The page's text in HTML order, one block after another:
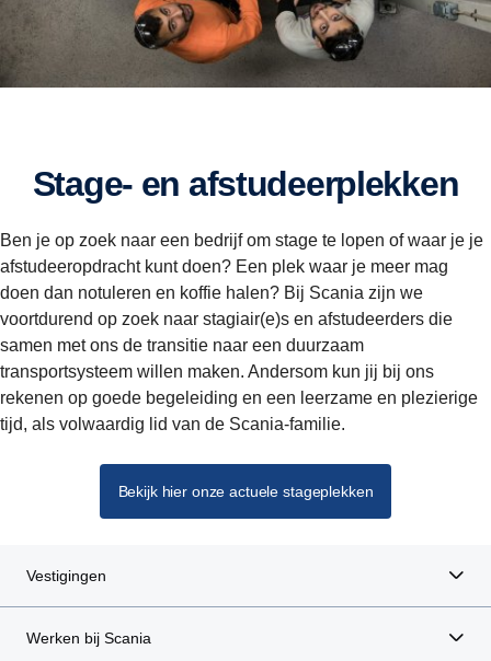
Stage- en afstudeerplekken
Ben je op zoek naar een bedrijf om stage te lopen of waar je je
afstudeeropdracht kunt doen? Een plek waar je meer mag
doen dan notuleren en koffie halen? Bij Scania zijn we
voortdurend op zoek naar stagiair(e)s en afstudeerders die
samen met ons de transitie naar een duurzaam
transportsysteem willen maken. Andersom kun jij bij ons
rekenen op goede begeleiding en een leerzame en plezierige
tijd, als volwaardig lid van de Scania-familie.
Bekijk hier onze actuele stageplekken
Vestigingen
Werken bij Scania